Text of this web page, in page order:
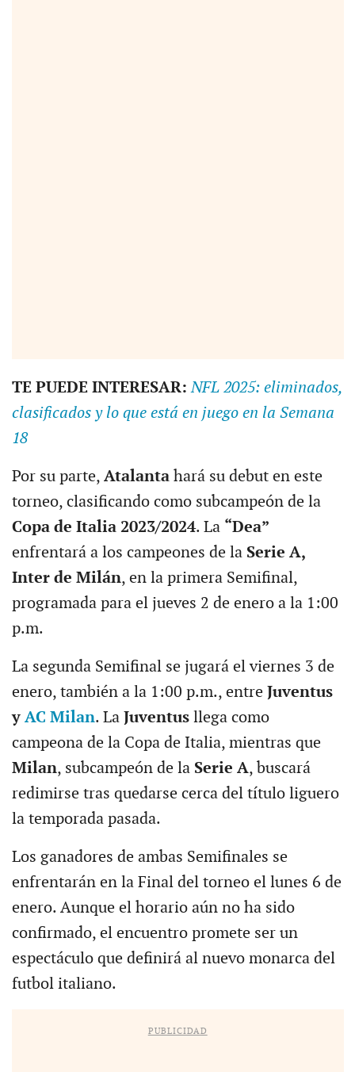
TE PUEDE INTERESAR:NFL 2025: eliminados,
clasificados y lo que está en juego en la Semana
18
Por su parte, Atalanta hará su debut en este
torneo, clasificando como subcampeón de la
Copa de Italia 2023/2024. La “Dea”
enfrentará a los campeones de la Serie A,
Inter de Milán, en la primera Semifinal,
programada para el jueves 2 de enero a la 1:00
p.m.
La segunda Semifinal se jugará el viernes 3 de
enero, también a la 1:00 p.m., entre Juventus
y AC Milan. La Juventus llega como
campeona de la Copa de Italia, mientras que
Milan, subcampeón de la Serie A, buscará
redimirse tras quedarse cerca del título liguero
la temporada pasada.
Los ganadores de ambas Semifinales se
enfrentarán en la Final del torneo el lunes 6 de
enero. Aunque el horario aún no ha sido
confirmado, el encuentro promete ser un
espectáculo que definirá al nuevo monarca del
futbol italiano.
PUBLICIDAD